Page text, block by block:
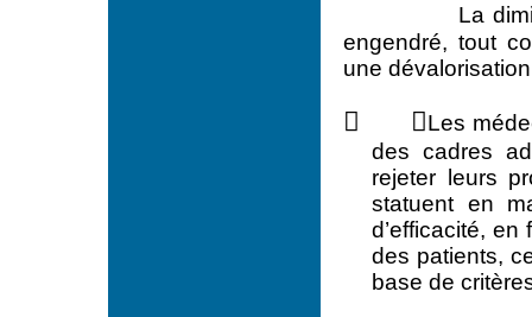
La
engendré, tout
une
 Les
des cadres
rejeter leurs
statuent en
d’efficacité,
des patients,
base de